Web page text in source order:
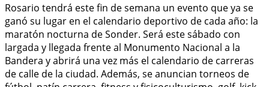
Rosario tendrá este fin de semana un evento que ya se
ganó su lugar en el calendario deportivo de cada año: la
maratón nocturna de Sonder. Será este sábado con
largada y llegada frente al Monumento Nacional a la
Bandera y abrirá una vez más el calendario de carreras
de calle de la ciudad. Además, se anuncian torneos de